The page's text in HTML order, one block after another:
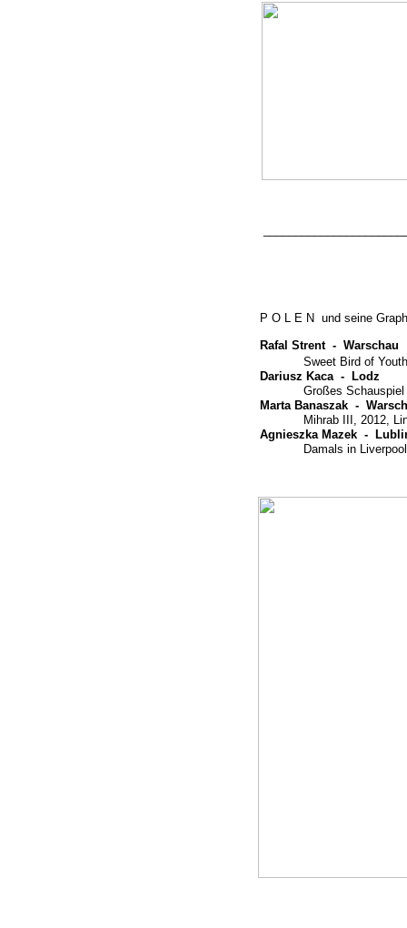
P O L E N und seine
Rafal Strent - Warschau
Sweet Bird of
Dariusz Kaca - Lodz
Großes
Marta Banaszak -
Mihrab III, 2012,
Agnieszka Mazek -
Damals in